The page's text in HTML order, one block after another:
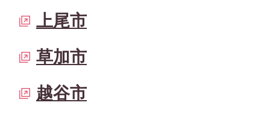
上尾市
草加市
越谷市